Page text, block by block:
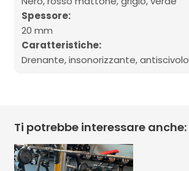
Spessore:
20 mm
Caratteristiche:
Drenante, insonorizzante, antiscivolo
Ti potrebbe interessare anche: